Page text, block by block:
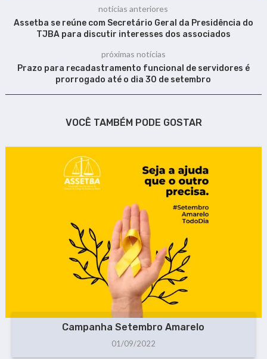
notícias anteriores
Assetba se reúne com Secretário Geral da Presidência do
TJBA para discutir interesses dos associados
próximas notícias
Prazo para recadastramento funcional de servidores é
prorrogado até o dia 30 de setembro
VOCÊ TAMBÉM PODE GOSTAR
Campanha Setembro Amarelo
01/09/2022